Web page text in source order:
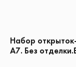
Набор
А7. Без